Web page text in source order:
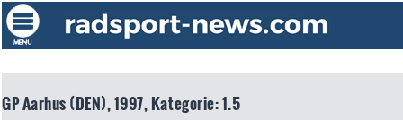
GP Aarhus (DEN), 1997, Kategorie: 1.5